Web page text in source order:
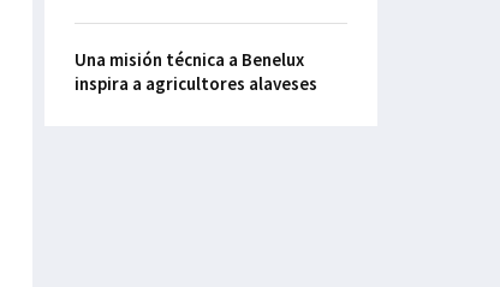
Una misión técnica a Benelux
inspira a agricultores alaveses